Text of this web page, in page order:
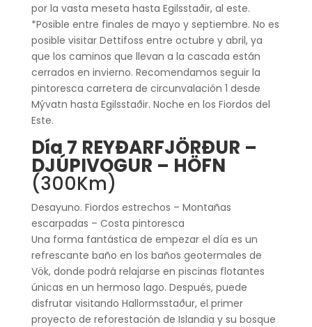
por la vasta meseta hasta Egilsstaðir, al este.
*Posible entre finales de mayo y septiembre. No es
posible visitar Dettifoss entre octubre y abril, ya
que los caminos que llevan a la cascada están
cerrados en invierno. Recomendamos seguir la
pintoresca carretera de circunvalación 1 desde
Mývatn hasta Egilsstaðir. Noche en los Fiordos del
Este.
Día 7 REYÐARFJÖRÐUR –
DJÚPIVOGUR – HÖFN
(300Km)
Desayuno. Fiordos estrechos – Montañas
escarpadas – Costa pintoresca
Una forma fantástica de empezar el día es un
refrescante baño en los baños geotermales de
Vök, donde podrá relajarse en piscinas flotantes
únicas en un hermoso lago. Después, puede
disfrutar visitando Hallormsstaður, el primer
proyecto de reforestación de Islandia y su bosque